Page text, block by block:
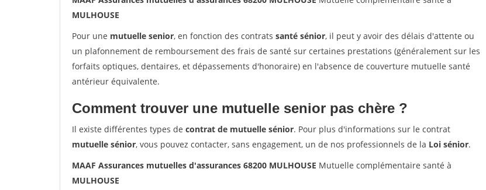
MULHOUSE
Pour une mutuelle senior, en fonction des contrats santé sénior, il peut y avoir des délais d'attente ou
un plafonnement de remboursement des frais de santé sur certaines prestations (généralement sur les
forfaits optiques, dentaires, et dépassements d'honoraire) en l'absence de couverture mutuelle santé
antérieur équivalente.
Comment trouver une mutuelle senior pas chère ?
Il existe différentes types de contrat de mutuelle sénior. Pour plus d'informations sur le contrat
mutuelle sénior, vous pouvez contacter, sans engagement, un de nos professionnels de la Loi sénior.
MAAF Assurances mutuelles d'assurances 68200 MULHOUSE Mutuelle complémentaire santé à
MULHOUSE